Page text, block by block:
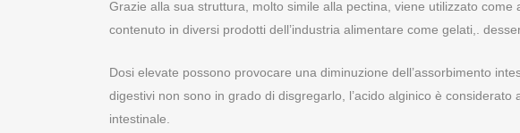
Grazie alla sua struttura, molto simile alla pectina, viene utilizzato come
contenuto in diversi prodotti dell’industria alimentare come gelati,.
Dosi elevate possono provocare una diminuzione dell’assorbimento
digestivi non sono in grado di disgregarlo, l’acido alginico è
intestinale.